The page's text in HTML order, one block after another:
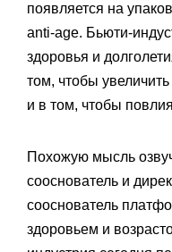
появляется на
anti-age. Бьюти-
здоровья и
том, чтобы
и в том, чтобы
Похожую мысль
сооснователь и
сооснователь
здоровьем и